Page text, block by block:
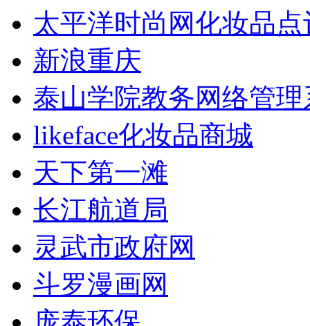
太平洋时尚网化妆品点
新浪重庆
泰山学院教务网络管理
likeface化妆品商城
天下第一滩
长江航道局
灵武市政府网
斗罗漫画网